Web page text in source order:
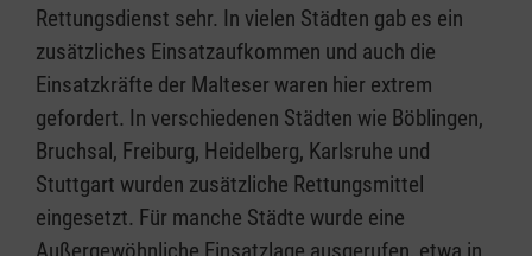
Rettungsdienst sehr. In vielen Städten gab es ein
zusätzliches Einsatzaufkommen und auch die
Einsatzkräfte der Malteser waren hier extrem
gefordert. In verschiedenen Städten wie Böblingen,
Bruchsal, Freiburg, Heidelberg, Karlsruhe und
Stuttgart wurden zusätzliche Rettungsmittel
eingesetzt. Für manche Städte wurde eine
Außergewöhnliche Einsatzlage ausgerufen, etwa in